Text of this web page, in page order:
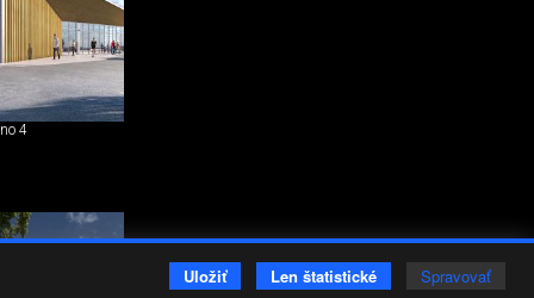
Uložiť Len štatistické Spravovať
4